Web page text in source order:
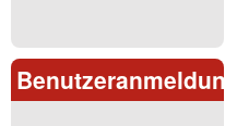
Benutzeranmeldung